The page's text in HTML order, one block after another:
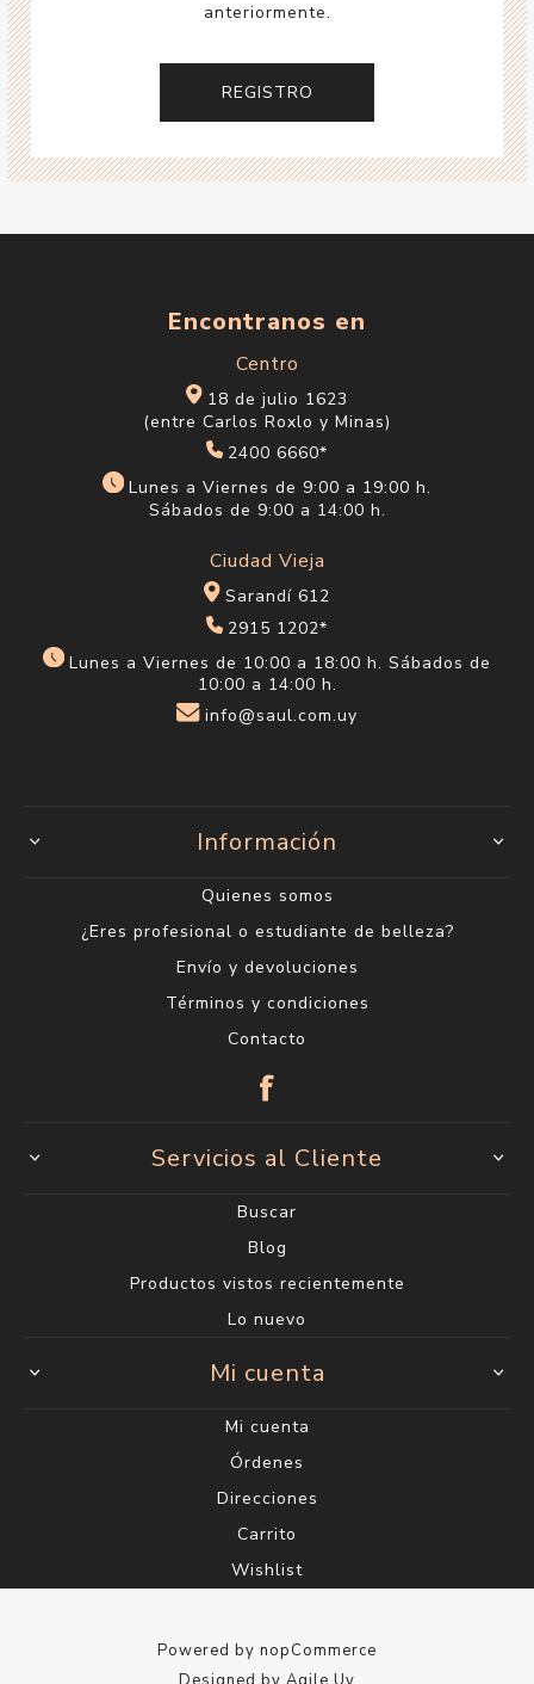
anteriormente.
Encontranos en
Centro
18 de julio 1623
(entre Carlos Roxlo y Minas)
2400 6660*
Lunes a Viernes de 9:00 a 19:00 h.
Sábados de 9:00 a 14:00 h.
Ciudad Vieja
Sarandí 612
2915 1202*
Lunes a Viernes de 10:00 a 18:00 h. Sábados de
10:00 a 14:00 h.
info@saul.com.uy
Información
Quienes somos
¿Eres profesional o estudiante de belleza?
Envío y devoluciones
Términos y condiciones
Contacto
Servicios al Cliente
Buscar
Blog
Productos vistos recientemente
Lo nuevo
Mi cuenta
Mi cuenta
Órdenes
Direcciones
Carrito
Wishlist
Powered by nopCommerce